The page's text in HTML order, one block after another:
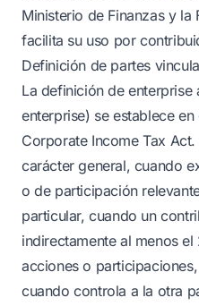
Ministerio de Finanzas y la
facilita su uso por
Definición de partes
La definición de enterprise
enterprise) se establece
Corporate Income Tax
carácter general, cuando
o de participación
particular, cuando un
indirectamente al menos
acciones o
cuando controla a la otra